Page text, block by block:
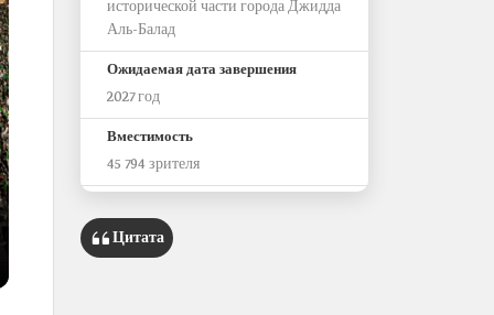
исторической части города Джидда
Аль-Балад
Ожидаемая дата завершения
2027 год
Вместимость
45 794 зрителя
которые будет принимать стадион
групповой этап, 1/32 финала
Цитата